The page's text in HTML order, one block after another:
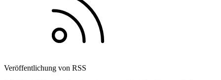
Veröffentlichung von RSS